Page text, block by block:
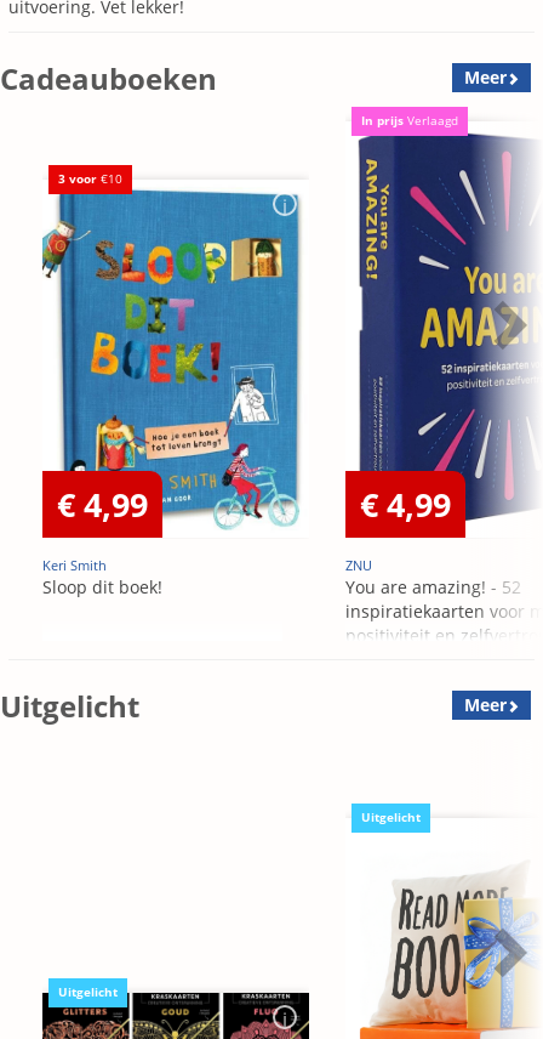
uitvoering. Vet lekker!
Cadeauboeken Meer
3 voor €10
€ 4,99
Keri Smith
Sloop dit boek!
In prijs Verlaagd
€ 4,99
ZNU
You are amazing! - 52
inspiratiekaarten voor
positiviteit en
Uitgelicht Meer
Uitgelicht
Uitgelicht